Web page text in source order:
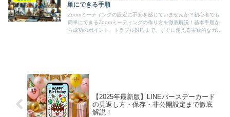
単にできる手順
Zoomミーティングの設定に不安を感じていませんか？初心者でも
簡単にできるZoomミーティングの作り方を徹底解説！基本手順か
ら成功のポイント、トラブル対応まで、すぐに使える実践的なガイ
【2025年最新版】LINEバースデーカード
の見返し方・保存・非公開設定まで徹底
解説！